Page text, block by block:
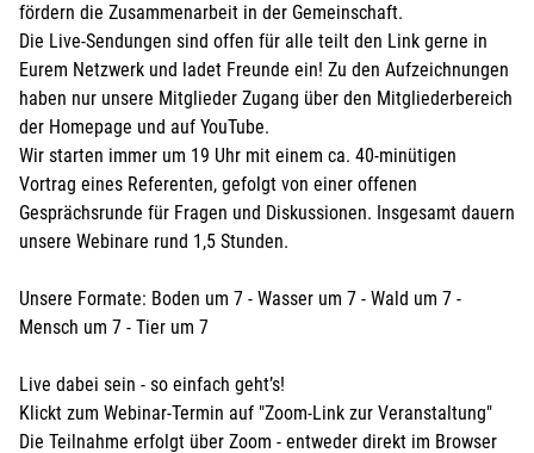
fördern die Zusammenarbeit in der Gemeinschaft.
Die Live-Sendungen sind offen für alle teilt den Link gerne in
Eurem Netzwerk und ladet Freunde ein! Zu den Aufzeichnungen
haben nur unsere Mitglieder Zugang über den Mitgliederbereich
der Homepage und auf YouTube.
Wir starten immer um 19 Uhr mit einem ca. 40-minütigen
Vortrag eines Referenten, gefolgt von einer offenen
Gesprächsrunde für Fragen und Diskussionen. Insgesamt dauern
unsere Webinare rund 1,5 Stunden.
Unsere Formate: Boden um 7 - Wasser um 7 - Wald um 7 -
Mensch um 7 - Tier um 7
Live dabei sein - so einfach geht’s!
Klickt zum Webinar-Termin auf "Zoom-Link zur Veranstaltung"
Die Teilnahme erfolgt über Zoom - entweder direkt im Browser